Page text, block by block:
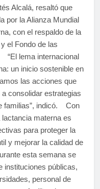
Alcalá, resaltó que
por la Alianza Mundial
con el respaldo de la
el Fondo de las
“El lema internacional
un inicio sostenible en
las acciones que
consolidar estrategias
familias”, indicó. Con
materna es
para proteger la
y mejorar la calidad de
esta semana se
instituciones públicas,
personal de